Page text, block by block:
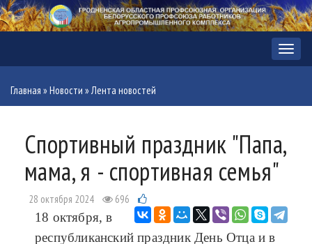
Меню
Главная »Новости »Лента новостей
Спортивный праздник "Папа,
мама, я - спортивная семья"
28 октября 2024 696
18 октября, в
республиканский праздник День Отца и в